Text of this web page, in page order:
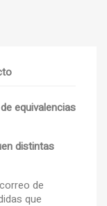
equivalencias
distintas
de
que